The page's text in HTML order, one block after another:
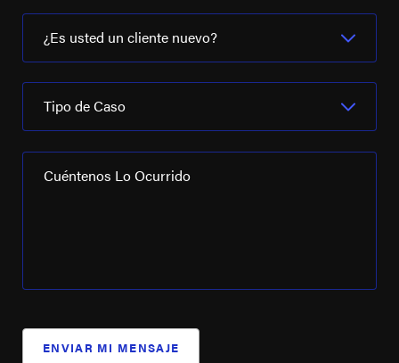
¿Es usted un cliente nuevo?
Tipo de Caso
Cuéntenos Lo Ocurrido
ENVIAR MI MENSAJE